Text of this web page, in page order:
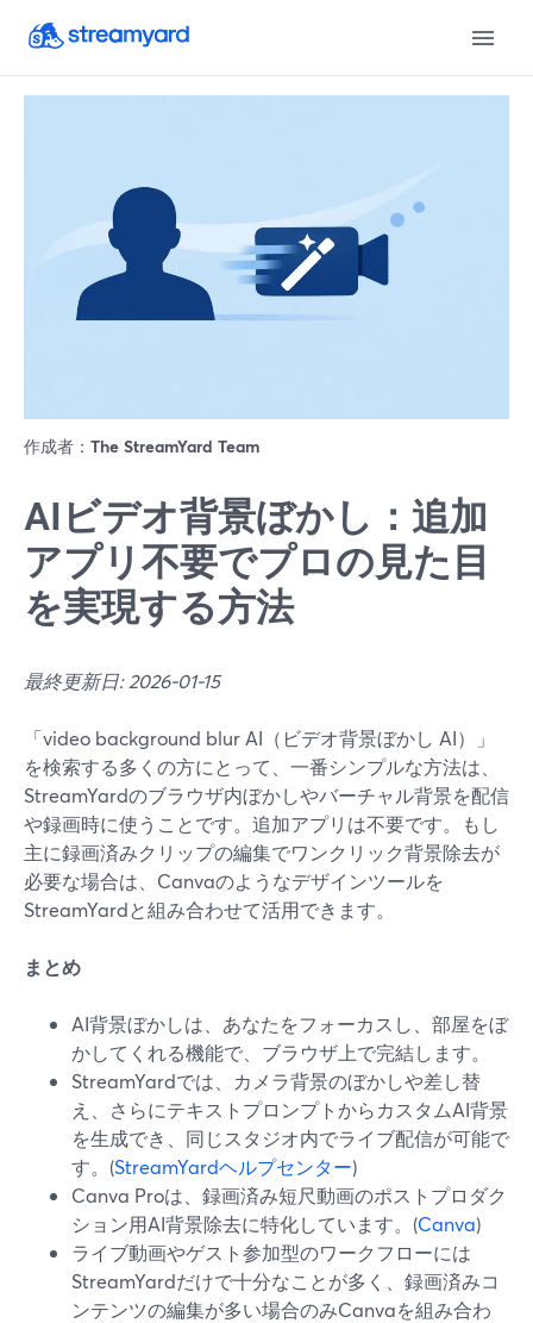
作成者： The StreamYard Team
AIビデオ背景ぼかし：追加
アプリ不要でプロの見た目
を実現する方法
最終更新日: 2026-01-15
「video background blur AI（ビデオ背景ぼかし AI）」
を検索する多くの方にとって、一番シンプルな方法は、
StreamYardのブラウザ内ぼかしやバーチャル背景を配信
や録画時に使うことです。追加アプリは不要です。もし
主に録画済みクリップの編集でワンクリック背景除去が
必要な場合は、Canvaのようなデザインツールを
StreamYardと組み合わせて活用できます。
まとめ
AI背景ぼかしは、あなたをフォーカスし、部屋をぼ
かしてくれる機能で、ブラウザ上で完結します。
StreamYardでは、カメラ背景のぼかしや差し替
え、さらにテキストプロンプトからカスタムAI背景
を生成でき、同じスタジオ内でライブ配信が可能で
す。(StreamYardヘルプセンター)
Canva Proは、録画済み短尺動画のポストプロダク
ション用AI背景除去に特化しています。(Canva)
ライブ動画やゲスト参加型のワークフローには
StreamYardだけで十分なことが多く、録画済みコ
ンテンツの編集が多い場合のみCanvaを組み合わ